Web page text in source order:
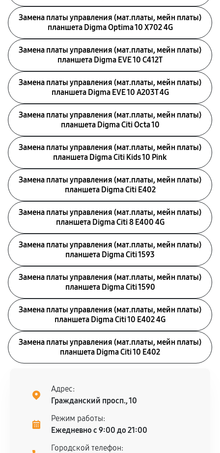
Замена платы управления (мат.платы, мейн платы)
планшета Digma Optima 10 X702 4G
Замена платы управления (мат.платы, мейн платы)
планшета Digma EVE 10 C412T
Замена платы управления (мат.платы, мейн платы)
планшета Digma EVE 10 A203T 4G
Замена платы управления (мат.платы, мейн платы)
планшета Digma Citi Octa 10
Замена платы управления (мат.платы, мейн платы)
планшета Digma Citi Kids 10 Pink
Замена платы управления (мат.платы, мейн платы)
планшета Digma Citi E402
Замена платы управления (мат.платы, мейн платы)
планшета Digma Citi 8 E400 4G
Замена платы управления (мат.платы, мейн платы)
планшета Digma Citi 1593
Замена платы управления (мат.платы, мейн платы)
планшета Digma Citi 1590
Замена платы управления (мат.платы, мейн платы)
планшета Digma Citi 10 E402 4G
Замена платы управления (мат.платы, мейн платы)
планшета Digma Citi 10 E402
Адрес:
Гражданский просп., 10
Режим работы:
Ежедневно с 9:00 до 21:00
Городской телефон: